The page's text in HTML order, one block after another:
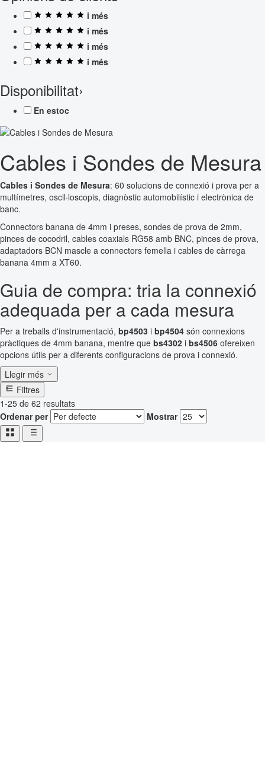
i més
i més
i més
i més
Disponibilitat›
En estoc
Cables i Sondes de Mesura
Cables i Sondes de Mesura: 60 solucions de connexió i prova per a
multímetres, oscil·loscopis, diagnòstic automobilístic i electrònica de
banc.
Connectors banana de 4mm i preses, sondes de prova de 2mm,
pinces de cocodril, cables coaxials RG58 amb BNC, pinces de prova,
adaptadors BCN mascle a connectors femella i cables de càrrega
banana 4mm a XT60.
Guia de compra: tria la connexió
adequada per a cada mesura
Per a treballs d'instrumentació, bp4503 i bp4504 són connexions
pràctiques de 4mm banana, mentre que bs4302 i bs4506 ofereixen
opcions útils per a diferents configuracions de prova i connexió.
Llegir més
Filtres
1-25 de 62 resultats
Ordenar per
Mostrar